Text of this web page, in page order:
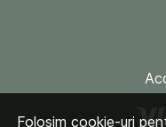
Folosim cookie-uri